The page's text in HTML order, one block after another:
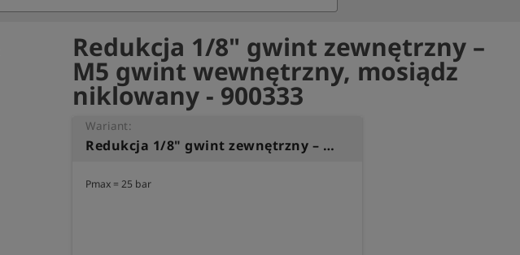
Redukcja 1/8" gwint zewnętrzny –
M5 gwint wewnętrzny, mosiądz
niklowany - 900333
Wariant:
Redukcja 1/8" gwint zewnętrzny – M5 gwint wewnętrzny, mosiądz niklowany
Pmax = 25 bar